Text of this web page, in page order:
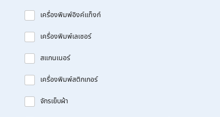
เครื่องพิมพ์อิงค์แท็งก์
เครื่องพิมพ์เลเซอร์
สแกนเนอร์
เครื่องพิมพ์สติกเกอร์
จักรเย็บผ้า